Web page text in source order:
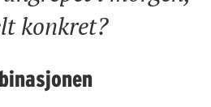
konkret?